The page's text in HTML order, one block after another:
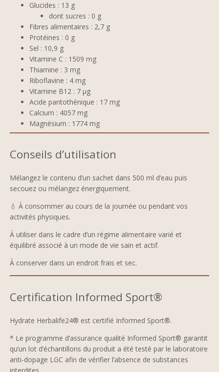
Glucides : 13 g
dont sucres : 0 g
Fibres alimentaires : 2,7 g
Protéines : 0 g
Sel : 10,9 g
Vitamine C : 1509 mg
Thiamine : 3 mg
Riboflavine : 4 mg
Vitamine B12 : 7 µg
Acide pantothénique : 17 mg
Calcium : 4057 mg
Magnésium : 1774 mg
Conseils d’utilisation
Mélangez le contenu d’un sachet dans 500 ml d’eau puis
secouez ou mélangez énergiquement.
💧 À consommer au cours de la journée ou pendant vos
activités physiques.
À utiliser dans le cadre d’un régime alimentaire varié et
équilibré associé à un mode de vie sain et actif.
À conserver dans un endroit frais et sec.
Certification Informed Sport®
Hydrate Herbalife24® est certifié Informed Sport®.
* Le programme d’assurance qualité Informed Sport® garantit
qu’un lot d’échantillons du produit a été testé par le laboratoire
anti-dopage LGC afin de vérifier l’absence de substances